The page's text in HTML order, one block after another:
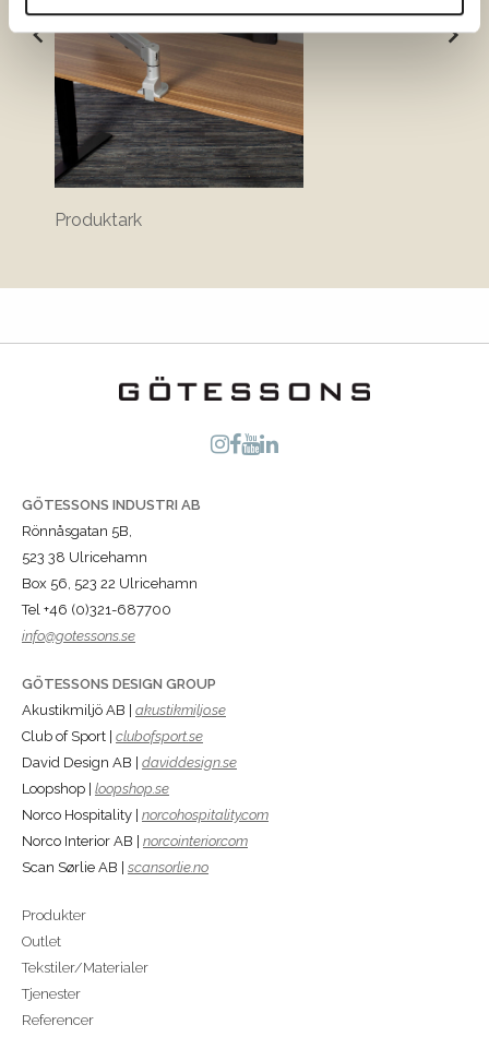
Produktark
GÖTESSONS INDUSTRI AB
Rönnåsgatan 5B,
523 38 Ulricehamn
Box 56, 523 22 Ulricehamn
Tel +46 (0)321-687700
info@gotessons.se
GÖTESSONS DESIGN GROUP
Akustikmiljö AB | akustikmiljo.se
Club of Sport | clubofsport.se
David Design AB | daviddesign.se
Loopshop | loopshop.se
Norco Hospitality | norcohospitality.com
Norco Interior AB | norcointerior.com
Scan Sørlie AB | scansorlie.no
Produkter
Outlet
Tekstiler/Materialer
Tjenester
Referencer